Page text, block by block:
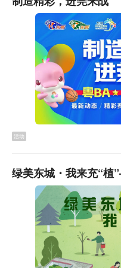
活动
绿美东城・我来充“